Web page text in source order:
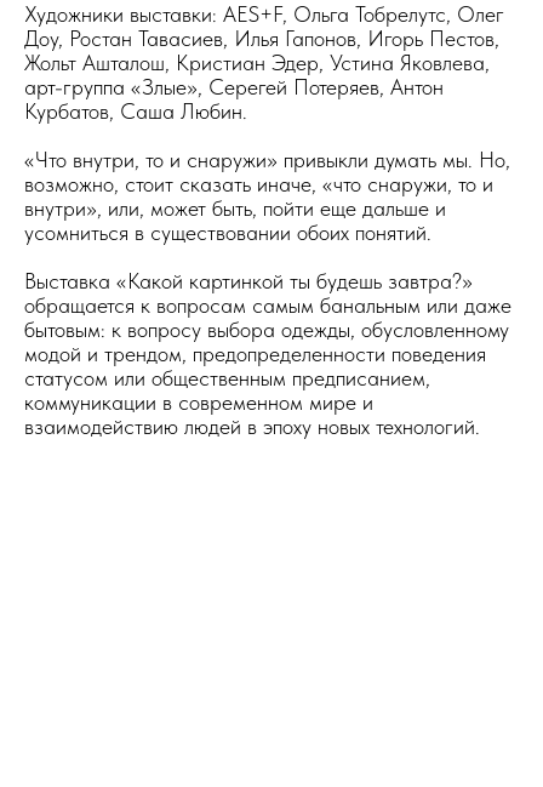
Художники выставки: AES+F, Ольга Тобрелутс, Олег
Доу, Ростан Тавасиев, Илья Гапонов, Игорь Пестов,
Жольт Ашталош, Кристиан Эдер, Устина Яковлева,
арт-группа «Злые», Серегей Потеряев, Антон
Курбатов, Саша Любин.
«Что внутри, то и снаружи» привыкли думать мы. Но,
возможно, стоит сказать иначе, «что снаружи, то и
внутри», или, может быть, пойти еще дальше и
усомниться в существовании обоих понятий.
Выставка «Какой картинкой ты будешь завтра?»
обращается к вопросам самым банальным или даже
бытовым: к вопросу выбора одежды, обусловленному
модой и трендом, предопределенности поведения
статусом или общественным предписанием,
коммуникации в современном мире и
взаимодействию людей в эпоху новых технологий.